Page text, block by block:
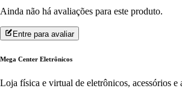
Ainda não há avaliações para este produto.
Entre para avaliar
Mega Center Eletrônicos
Loja física e virtual de eletrônicos, acessórios e